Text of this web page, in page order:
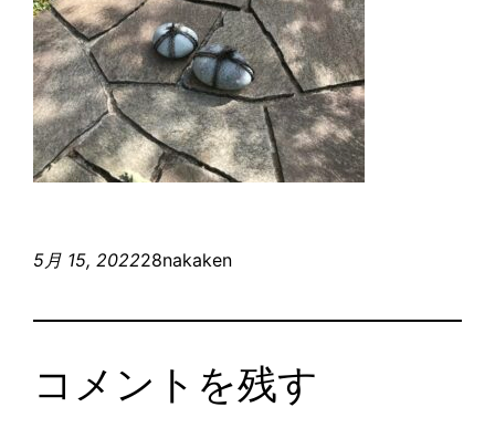
5月 15, 202228nakaken
コメントを残す